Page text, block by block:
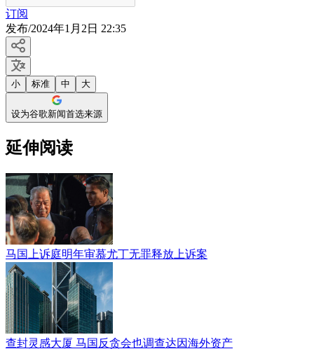
订阅
发布/2024年1月2日 22:35
小 标准 中 大
设为谷歌新闻首选来源
延伸阅读
马国上诉庭明年审慕尤丁无罪释放上诉案
查封灵感大厦 马国反贪会也调查达因海外资产